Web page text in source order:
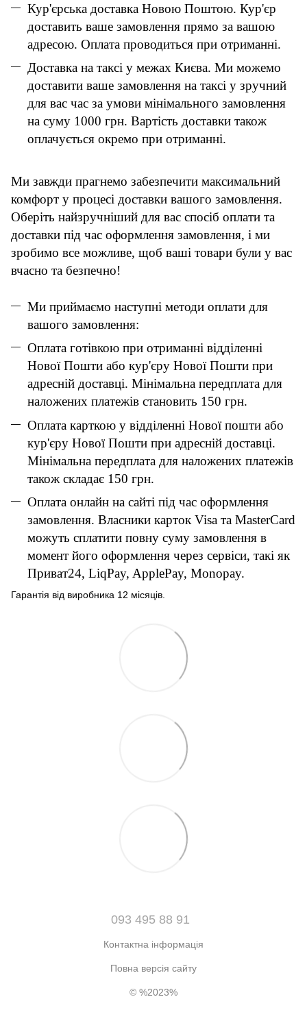
Кур'єрська доставка Новою Поштою. Кур'єр
доставить ваше замовлення прямо за вашою
адресою. Оплата проводиться при отриманні.
Доставка на таксі у межах Києва. Ми можемо
доставити ваше замовлення на таксі у зручний
для вас час за умови мінімального замовлення
на суму 1000 грн. Вартість доставки також
оплачується окремо при отриманні.
Ми завжди прагнемо забезпечити максимальний
комфорт у процесі доставки вашого замовлення.
Оберіть найзручніший для вас спосіб оплати та
доставки під час оформлення замовлення, і ми
зробимо все можливе, щоб ваші товари були у вас
вчасно та безпечно!
Ми приймаємо наступні методи оплати для
вашого замовлення:
Оплата готівкою при отриманні відділенні
Нової Пошти або кур'єру Нової Пошти при
адресній доставці. Мінімальна передплата для
наложених платежів становить 150 грн.
Оплата карткою у відділенні Нової пошти або
кур'єру Нової Пошти при адресній доставці.
Мінімальна передплата для наложених платежів
також складає 150 грн.
Оплата онлайн на сайті під час оформлення
замовлення. Власники карток Visa та MasterCard
можуть сплатити повну суму замовлення в
момент його оформлення через сервіси, такі як
Приват24, LiqPay, ApplePay, Monopay.
Гарантія від виробника 12 місяців.
093 495 88 91
Контактна інформація
Повна версія сайту
© %2023%